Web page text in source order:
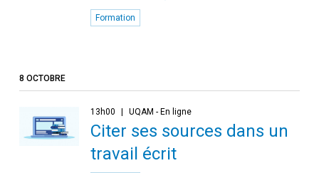
Formation
8 OCTOBRE
13h00 UQAM - En ligne
Citer ses sources dans un
travail écrit